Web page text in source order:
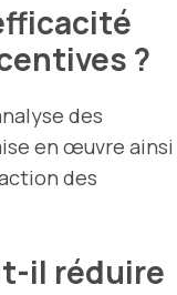
?
des
en œuvre ainsi
des
il réduire